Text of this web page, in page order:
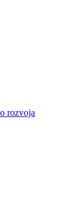
rozvoja